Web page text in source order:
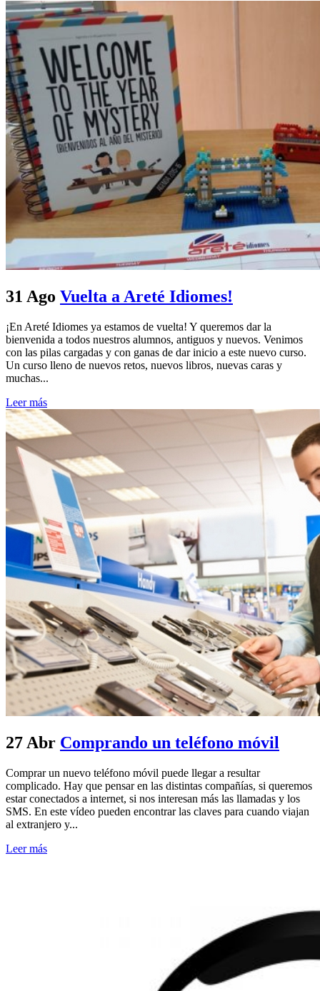
31 Ago Vuelta a Areté Idiomes!
¡En Areté Idiomes ya estamos de vuelta! Y queremos dar la
bienvenida a todos nuestros alumnos, antiguos y nuevos. Venimos
con las pilas cargadas y con ganas de dar inicio a este nuevo curso.
Un curso lleno de nuevos retos, nuevos libros, nuevas caras y
muchas...
Leer más
27 Abr Comprando un teléfono móvil
Comprar un nuevo teléfono móvil puede llegar a resultar
complicado. Hay que pensar en las distintas compañías, si queremos
estar conectados a internet, si nos interesan más las llamadas y los
SMS. En este vídeo pueden encontrar las claves para cuando viajan
al extranjero y...
Leer más